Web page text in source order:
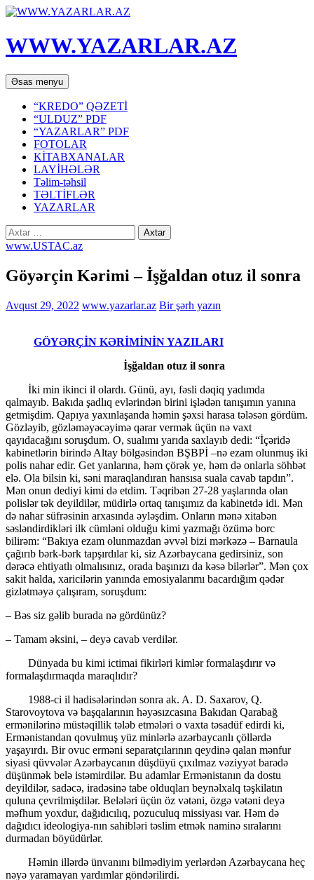
WWW.YAZARLAR.AZ
Axtar
Əsas menyu Mühtəviyyata
keç
“KREDO” QƏZETİ
“ULDUZ” PDF
“YAZARLAR” PDF
FOTOLAR
KİTABXANALAR
LAYİHƏLƏR
Təlim-təhsil
TƏLTİFLƏR
YAZARLAR
Axtarış:
www.USTAC.az
Göyərçin Kərimi – İşğaldan otuz il sonra
Avqust 29, 2022 www.yazarlar.az Bir şərh yazın
GÖYƏRÇİN KƏRİMİNİN YAZILARI
İşğaldan otuz il sonra
İki min ikinci il olardı. Günü, ayı, fəsli dəqiq yadımda
qalmayıb. Bakıda şadlıq evlərindən birini işlədən tanışımın yanına
getmişdim. Qapıya yaxınlaşanda həmin şəxsi harasa tələsən gördüm.
Gözləyib, gözləməyəcəyimə qərar vermək üçün nə vaxt
qayıdacağını soruşdum. O, sualımı yarıda saxlayıb dedi: “İçəridə
kabinetlərin birində Altay bölgəsindən BŞBPİ –nə ezam olunmuş iki
polis nahar edir. Get yanlarına, həm çörək ye, həm də onlarla söhbət
elə. Ola bilsin ki, səni maraqlandıran hansısa suala cavab tapdın”.
Mən onun dediyi kimi də etdim. Təqribən 27-28 yaşlarında olan
polislər tək deyildilər, müdirlə ortaq tanışımız da kabinetdə idi. Mən
də nahar süfrəsinin arxasında əyləşdim. Onların mənə xitabən
səsləndirdikləri ilk cümləni olduğu kimi yazmağı özümə borc
bilirəm: “Bakıya ezam olunmazdan əvvəl bizi mərkəzə – Barnaula
çağırıb bərk-bərk tapşırdılar ki, siz Azərbaycana gedirsiniz, son
dərəcə ehtiyatlı olmalısınız, orada başınızı da kəsə bilərlər”. Mən çox
sakit halda, xaricilərin yanında emosiyalarımı bacardığım qədər
gizlətməyə çalışıram, soruşdum:
– Bəs siz gəlib burada nə gördünüz?
– Tamam əksini, – deyə cavab verdilər.
Dünyada bu kimi ictimai fikirləri kimlər formalaşdırır və
formalaşdırmaqda maraqlıdır?
1988-ci il hadisələrindən sonra ak. A. D. Saxarov, Q.
Starovoytova və başqalarının həyəsızcasına Bakıdan Qarabağ
ermənilərinə müstəqillik tələb etmələri o vaxta təsadüf edirdi ki,
Ermənistandan qovulmuş yüz minlərlə azərbaycanlı çöllərdə
yaşayırdı. Bir ovuc erməni separatçılarının qeydinə qalan mənfur
siyasi qüvvələr Azərbaycanın düşdüyü çıxılmaz vəziyyət barədə
düşünmək belə istəmirdilər. Bu adamlar Ermənistanın da dostu
deyildilər, sadəcə, iradəsinə tabe olduqları beynəlxalq təşkilatın
quluna çevrilmişdilər. Belələri üçün öz vətəni, özgə vətəni deyə
məfhum yoxdur, dağıdıcılıq, pozuculuq missiyası var. Həm də
dağıdıcı ideologiya-nın sahibləri təslim etmək naminə sıralarını
durmadan böyüdürlər.
Həmin illərdə ünvanını bilmədiyim yerlərdən Azərbaycana heç
nəyə yaramayan yardımlar göndərilirdi.